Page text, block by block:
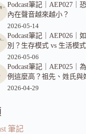
Podcast筆記｜AEP027｜
內在聲音越來越小？
2026-05-14
Podcast筆記｜AEP026｜
別？生存模式 vs 生活模
2026-05-06
Podcast筆記｜AEP025｜
例這麼高？祖先、姓氏與
2026-04-29
筆記